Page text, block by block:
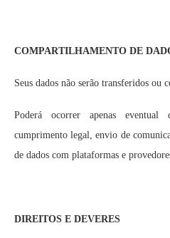
COMPARTILHAMENTO DE
Seus dados não serão transferidos ou
Poderá ocorrer apenas eventual
cumprimento legal, envio de
de dados com plataformas e
DIREITOS E DEVERES